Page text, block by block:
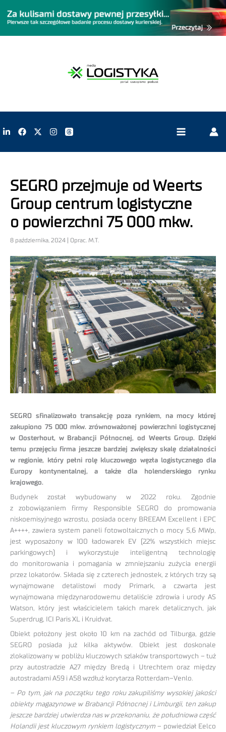
SEGRO przejmuje od Weerts
Group centrum logistyczne
o powierzchni 75 000 mkw.
8 października, 2024 | Oprac. M.T.
SEGRO sfinalizowało transakcję poza rynkiem, na mocy której
zakupiono 75 000 mkw. zrównoważonej powierzchni logistycznej
w Oosterhout, w Brabancji Północnej, od Weerts Group. Dzięki
temu przejęciu firma jeszcze bardziej zwiększy skalę działalności
w regionie, który pełni rolę kluczowego węzła logistycznego dla
Europy kontynentalnej, a także dla holenderskiego rynku
krajowego.
Budynek został wybudowany w 2022 roku. Zgodnie
z zobowiązaniem firmy Responsible SEGRO do promowania
niskoemisyjnego wzrostu, posiada oceny BREEAM Excellent i EPC
A++++, zawiera system paneli fotowoltaicznych o mocy 5,6 MWp,
jest wyposażony w 100 ładowarek EV (22% wszystkich miejsc
parkingowych) i wykorzystuje inteligentną technologię
do monitorowania i pomagania w zmniejszaniu zużycia energii
przez lokatorów. Składa się z czterech jednostek, z których trzy są
wynajmowane detalistowi mody Primark, a czwarta jest
wynajmowana międzynarodowemu detaliście zdrowia i urody AS
Watson, który jest właścicielem takich marek detalicznych, jak
Superdrug, ICI Paris XL i Kruidvat.
Obiekt położony jest około 10 km na zachód od Tilburga, gdzie
SEGRO posiada już kilka aktywów. Obiekt jest doskonale
zlokalizowany w pobliżu kluczowych szlaków transportowych – tuż
przy autostradzie A27 między Bredą i Utrechtem oraz między
autostradami A59 i A58 wzdłuż korytarza Rotterdam–Venlo.
– Po tym, jak na początku tego roku zakupiliśmy wysokiej jakości
obiekty magazynowe w Brabancji Północnej i Limburgii, ten zakup
jeszcze bardziej utwierdza nas w przekonaniu, że południowa część
Holandii jest kluczowym rynkiem logistycznym – powiedział Eelco